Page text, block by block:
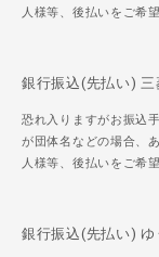
人様等、後払いをご希
銀行振込(先払い) 三
恐れ入りますがお振込
が団体名などの場合、
人様等、後払いをご希
銀行振込(先払い) ゆ